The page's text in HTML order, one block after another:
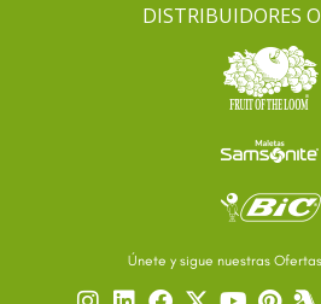
DISTRIBUIDORES
Únete y sigue nuestras